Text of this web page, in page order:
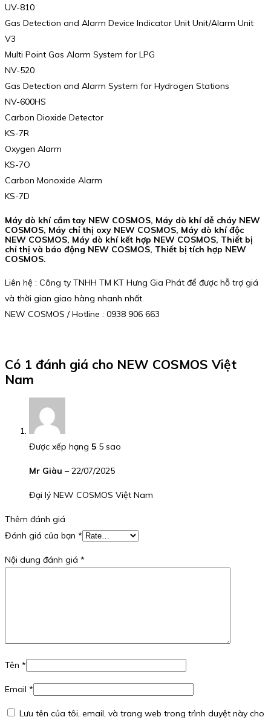
UV-810
Gas Detection and Alarm Device Indicator Unit Unit/Alarm Unit
V3
Multi Point Gas Alarm System for LPG
NV-520
Gas Detection and Alarm System for Hydrogen Stations
NV-600HS
Carbon Dioxide Detector
KS-7R
Oxygen Alarm
KS-7O
Carbon Monoxide Alarm
KS-7D
Máy dò khí cầm tay NEW COSMOS, Máy dò khí dễ cháy NEW
COSMOS, Máy chỉ thị oxy NEW COSMOS, Máy dò khí độc
NEW COSMOS, Máy dò khí kết hợp NEW COSMOS, Thiết bị
chỉ thị và báo động NEW COSMOS, Thiết bị tích hợp NEW
COSMOS.
Liên hệ : Công ty TNHH TM KT Hưng Gia Phát để được hỗ trợ giá
và thời gian giao hàng nhanh nhất.
NEW COSMOS / Hotline : 0938 906 663
Có 1 đánh giá cho NEW COSMOS Việt
Nam
Được xếp hạng 5 5 sao
Mr Giàu – 22/07/2025
Đại lý NEW COSMOS Việt Nam
Thêm đánh giá
Đánh giá của bạn *
Nội dung đánh giá *
Tên *
Email *
Lưu tên của tôi, email, và trang web trong trình duyệt này cho